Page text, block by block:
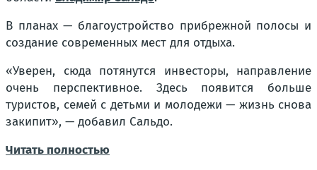
В планах — благоустройство прибрежной полосы и
создание современных мест для отдыха.
«Уверен, сюда потянутся инвесторы, направление
очень перспективное. Здесь появится больше
туристов, семей с детьми и молодежи — жизнь снова
закипит», — добавил Сальдо.
Читать полностью